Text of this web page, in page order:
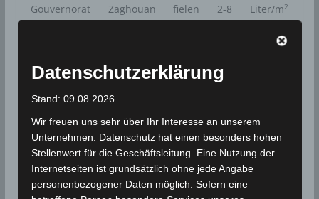
Gouvernorat Zaghouan fielen 2-8 Liter/m2
n von 1-4 Liter/m2
Die Niederschlagsmengen von Dienstag, den 22 Sep
Gouvernoraten:
Ariana:
Béja:
Datenschutzerklärung
Stand: 09.08.2026
Wir freuen uns sehr über Ihr Interesse an unserem
Unternehmen. Datenschutz hat einen besonders hohen
Stellenwert für die Geschäftsleitung. Eine Nutzung der
Internetseiten ist grundsätzlich ohne jede Angabe
personenbezogener Daten möglich. Sofern eine